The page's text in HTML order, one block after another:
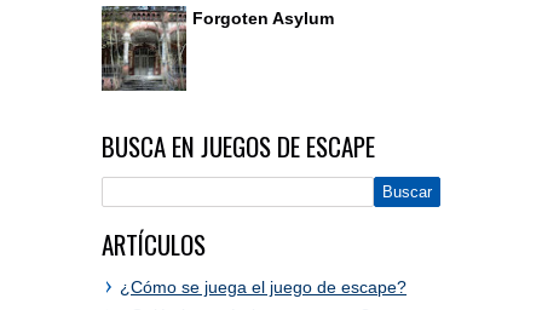
Forgoten Asylum
BUSCA EN JUEGOS DE ESCAPE
ARTÍCULOS
¿Cómo se juega el juego de escape?